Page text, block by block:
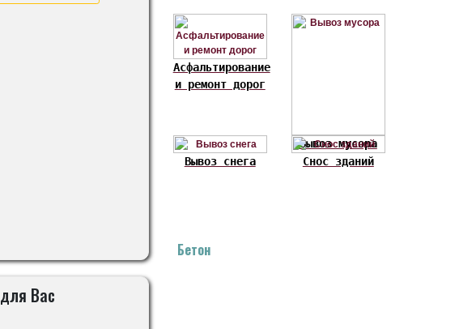
Вас
Асфальтирование
и ремонт дорог
Вывоз мусора
Вывоз снега
Снос зданий
Бетон